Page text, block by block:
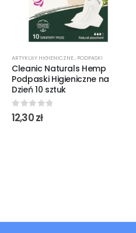
ARTYKUŁY HIGIENICZNE, PODPASKI
Cleanic Naturals Hemp
Podpaski Higieniczne na
Dzień 10 sztuk
0out of 5
12,30zł